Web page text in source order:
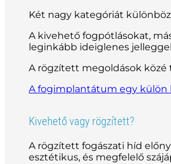
Két nagy kategóriát
A kivehető fogpótlásokat,
leginkább ideiglenes
A rögzített megoldások közé
A fogimplantátum egy külön
Kivehető vagy rögzített?
A rögzített fogászati híd
esztétikus, és megfelelő